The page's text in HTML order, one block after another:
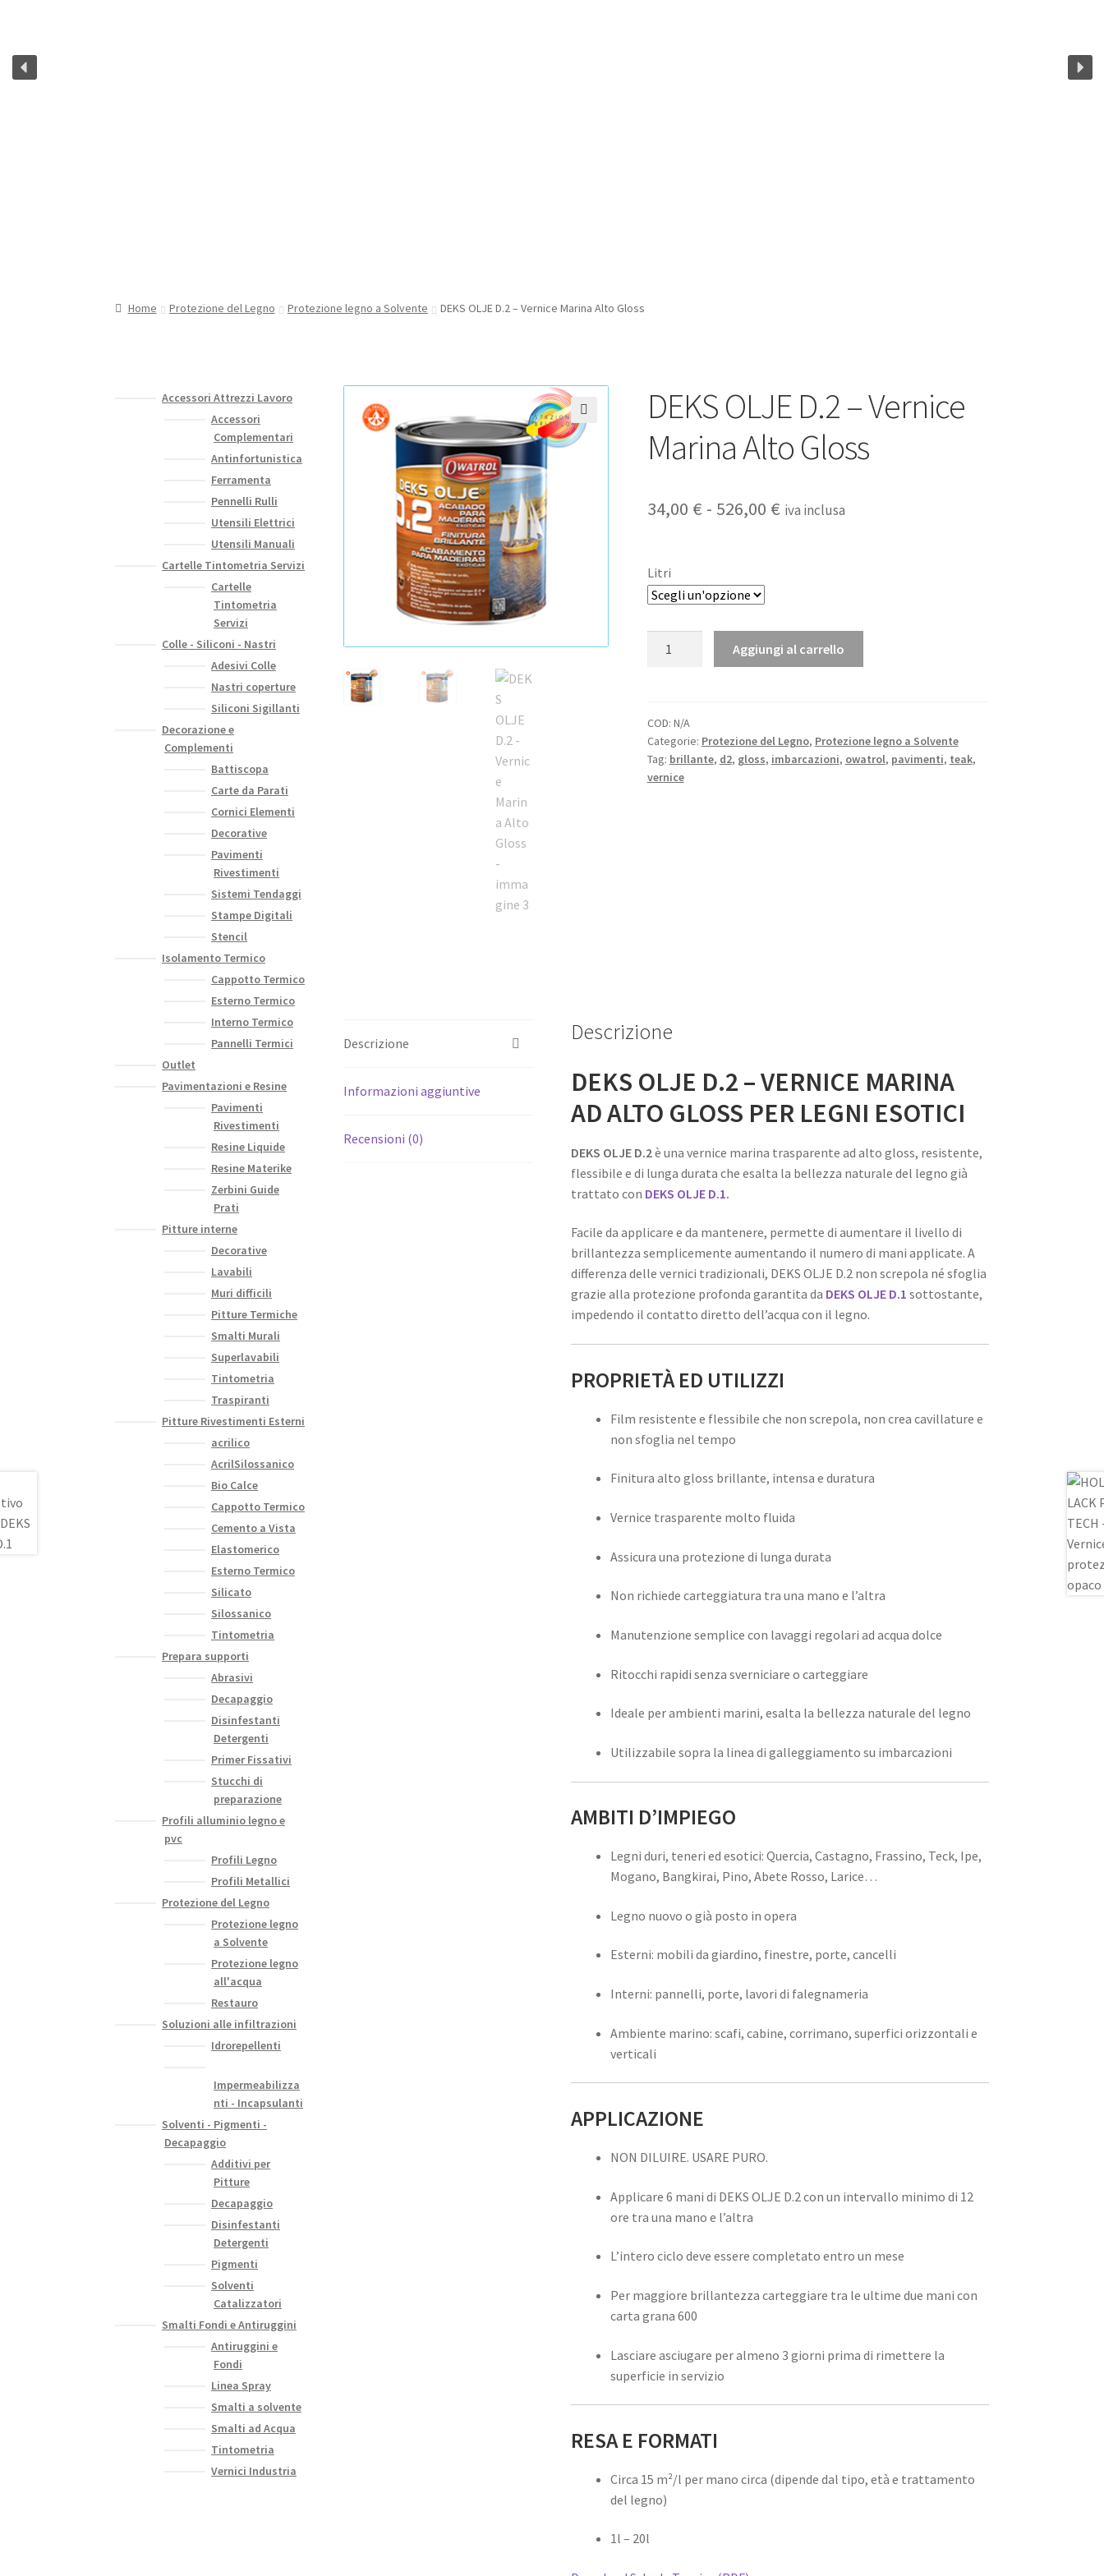
Home Protezione del Legno Protezione legno a Solvente DEKS OLJE D.2 – Vernice Marina Alto Gloss
🔍
DEKS OLJE D.2 – Vernice
Marina Alto Gloss
34,00 € - 526,00 €Fascia
34,00 €
a
iva inclusa
Litri
Vernice
Marina
Alto
Gloss
Aggiungi al carrello
COD: N/A
Categorie: Protezione del Legno, Protezione legno a Solvente
Tag: brillante, d2, gloss, imbarcazioni, owatrol, pavimenti, teak,
vernice
Descrizione
Informazioni aggiuntive
Recensioni (0)
Descrizione
DEKS OLJE D.2 – VERNICE MARINA
AD ALTO GLOSS PER LEGNI ESOTICI
DEKS OLJE D.2è una vernice marina trasparente ad alto gloss, resistente,
flessibile e di lunga durata che esalta la bellezza naturale del legno già
trattato con DEKS OLJE D.1.
Facile da applicare e da mantenere, permette di aumentare il livello di
brillantezza semplicemente aumentando il numero di mani applicate. A
differenza delle vernici tradizionali, DEKS OLJE D.2 non screpola né sfoglia
grazie alla protezione profonda garantita da DEKS OLJE D.1 sottostante,
impedendo il contatto diretto dell’acqua con il legno.
PROPRIETÀ ED UTILIZZI
Film resistente e flessibile che non screpola, non crea cavillature e
non sfoglia nel tempo
Finitura alto gloss brillante, intensa e duratura
Vernice trasparente molto fluida
Assicura una protezione di lunga durata
Non richiede carteggiatura tra una mano e l’altra
Manutenzione semplice con lavaggi regolari ad acqua dolce
Ritocchi rapidi senza sverniciare o carteggiare
Ideale per ambienti marini, esalta la bellezza naturale del legno
Utilizzabile sopra la linea di galleggiamento su imbarcazioni
AMBITI D’IMPIEGO
Legni duri, teneri ed esotici: Quercia, Castagno, Frassino, Teck, Ipe,
Mogano, Bangkirai, Pino, Abete Rosso, Larice…
Legno nuovo o già posto in opera
Esterni: mobili da giardino, finestre, porte, cancelli
Interni: pannelli, porte, lavori di falegnameria
Ambiente marino: scafi, cabine, corrimano, superfici orizzontali e
verticali
APPLICAZIONE
NON DILUIRE. USARE PURO.
Applicare 6 mani di DEKS OLJE D.2 con un intervallo minimo di 12
ore tra una mano e l’altra
L’intero ciclo deve essere completato entro un mese
Per maggiore brillantezza carteggiare tra le ultime due mani con
carta grana 600
Lasciare asciugare per almeno 3 giorni prima di rimettere la
superficie in servizio
RESA E FORMATI
Circa 15 m²/l per mano circa (dipende dal tipo, età e trattamento
del legno)
1l – 20l
Accessori Attrezzi Lavoro
Accessori
Complementari
Antinfortunistica
Ferramenta
Pennelli Rulli
Utensili Elettrici
Utensili Manuali
Cartelle Tintometria Servizi
Cartelle
Tintometria
Servizi
Colle - Siliconi - Nastri
Adesivi Colle
Nastri coperture
Siliconi Sigillanti
Decorazione e
Complementi
Battiscopa
Carte da Parati
Cornici Elementi
Decorative
Pavimenti
Rivestimenti
Sistemi Tendaggi
Stampe Digitali
Stencil
Isolamento Termico
Cappotto Termico
Esterno Termico
Interno Termico
Pannelli Termici
Outlet
Pavimentazioni e Resine
Pavimenti
Rivestimenti
Resine Liquide
Resine Materike
Zerbini Guide
Prati
Pitture interne
Decorative
Lavabili
Muri difficili
Pitture Termiche
Smalti Murali
Superlavabili
Tintometria
Traspiranti
Pitture Rivestimenti Esterni
acrilico
AcrilSilossanico
Bio Calce
Cappotto Termico
Cemento a Vista
Elastomerico
Esterno Termico
Silicato
Silossanico
Tintometria
Prepara supporti
Abrasivi
Decapaggio
Disinfestanti
Detergenti
Primer Fissativi
Stucchi di
preparazione
Profili alluminio legno e
pvc
Profili Legno
Profili Metallici
Protezione del Legno
Protezione legno
a Solvente
Protezione legno
all'acqua
Restauro
Soluzioni alle infiltrazioni
Idrorepellenti
Impermeabilizza
nti - Incapsulanti
Solventi - Pigmenti -
Decapaggio
Additivi per
Pitture
Decapaggio
Disinfestanti
Detergenti
Pigmenti
Solventi
Catalizzatori
Smalti Fondi e Antiruggini
Antiruggini e
Fondi
Linea Spray
Smalti a solvente
Smalti ad Acqua
Tintometria
Vernici Industria